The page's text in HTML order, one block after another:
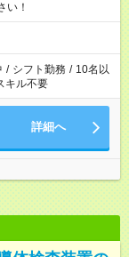
い！
/ シフト勤務 / 10名以
キル不要
詳細へ